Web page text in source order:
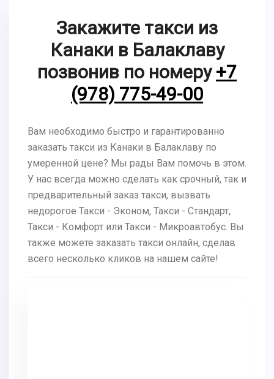
Закажите такси из
Канаки в Балаклаву
позвонив по номеру +7
(978) 775-49-00
Вам необходимо быстро и гарантированно
заказать такси из Канаки в Балаклаву по
умеренной цене? Мы рады Вам помочь в этом.
У нас всегда можно сделать как срочный, так и
предварительный заказ такси, вызвать
недорогое Такси - Эконом, Такси - Стандарт,
Такси - Комфорт или Такси - Микроавтобус. Вы
также можете заказать такси онлайн, сделав
всего несколько кликов на нашем сайте!